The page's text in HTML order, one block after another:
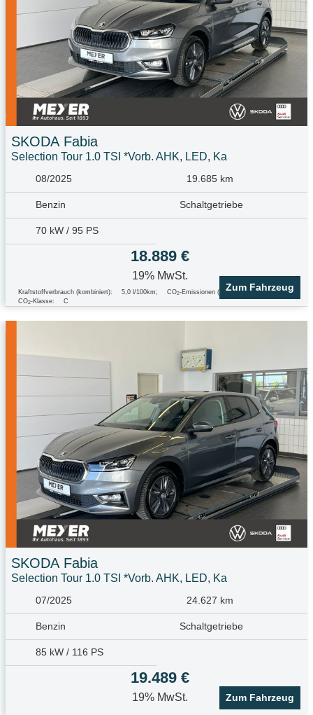
SKODA Fabia
Selection Tour 1.0 TSI *Vorb. AHK, LED, Ka
08/2025 19.685 km
Benzin Schaltgetriebe
70 kW / 95 PS
18.889 €
19% MwSt.
Kraftstoffverbrauch (kombiniert): 5,0 l/100km; CO2-Emissionen (kombiniert): 113.0 g/km
CO2-Klasse: C
Zum Fahrzeug
SKODA Fabia
Selection Tour 1.0 TSI *Vorb. AHK, LED, Ka
07/2025 24.627 km
Benzin Schaltgetriebe
85 kW / 116 PS
19.489 €
19% MwSt. Zum Fahrzeug